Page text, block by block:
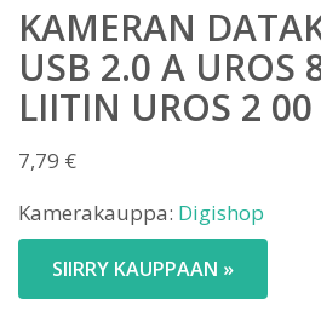
KAMERAN
USB 2.0 A UROS
LIITIN UROS 2
7,79 €
Kamerakauppa: Digishop
SIIRRY KAUPPAAN »